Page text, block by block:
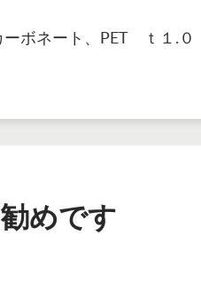
ーボネート、PET ｔ１.０
めです